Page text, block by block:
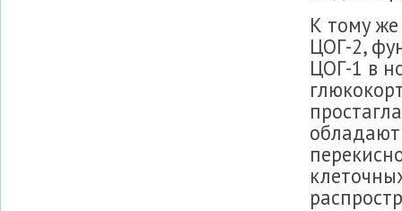
К тому
ЦОГ-2,
ЦОГ-1 в